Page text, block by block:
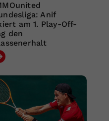
Anif
am 1. Play-Off-
den